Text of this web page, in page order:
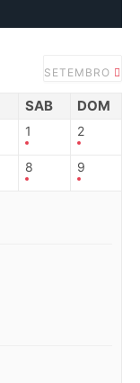
SETEMBRO
SAB DOM
1 2
8 9